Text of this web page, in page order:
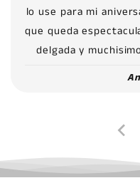
lo use para mi
que queda
delgada y